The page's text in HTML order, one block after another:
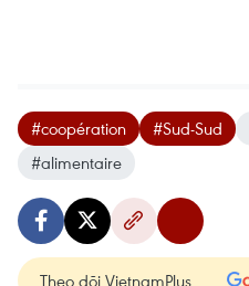
#coopération #Sud-Sud
#alimentaire
Theo dõi VietnamPlus